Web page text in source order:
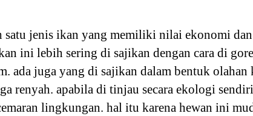
satu jenis ikan yang memiliki nilai ekonomi
ini lebih sering di sajikan dengan cara di
ada juga yang di sajikan dalam bentuk
renyah. apabila di tinjau secara ekologi
lingkungan. hal itu karena hewan ini